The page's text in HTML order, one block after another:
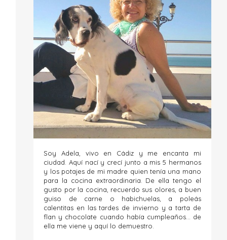
Soy Adela, vivo en Cádiz y me encanta mi
ciudad. Aquí nací y crecí junto a mis 5 hermanos
y los potajes de mi madre quien tenía una mano
para la cocina extraordinaria. De ella tengo el
gusto por la cocina, recuerdo sus olores, a buen
guiso de carne o habichuelas, a poleás
calentitas en las tardes de invierno y a tarta de
flan y chocolate cuando había cumpleaños... de
ella me viene y aquí lo demuestro.